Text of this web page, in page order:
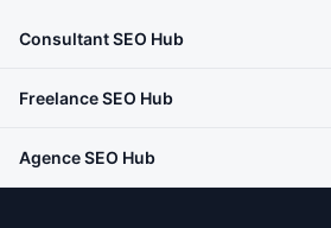
Consultant SEO Hub
Freelance SEO Hub
Agence SEO Hub